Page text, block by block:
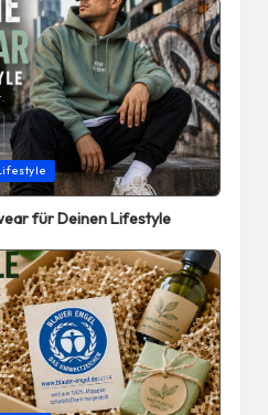
für Deinen Lifestyle